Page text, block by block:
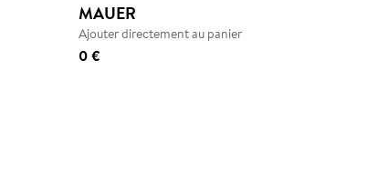
MAUER
Ajouter directement au panier
0 €